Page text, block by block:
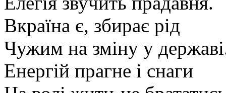
Вкраїна є, збирає рід
Чужим на зміну у
Енергій прагне і снаги